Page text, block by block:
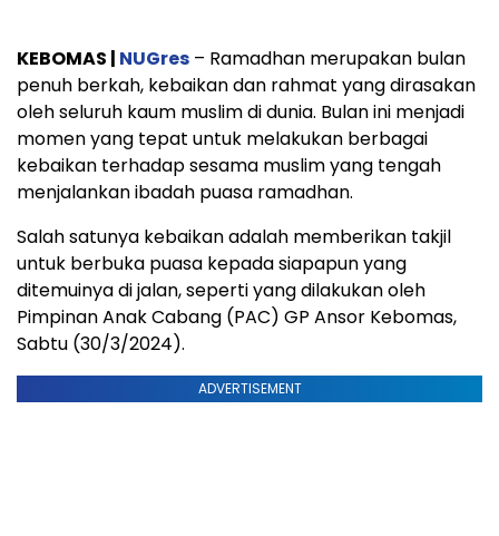
KEBOMAS | NUGres – Ramadhan merupakan bulan
penuh berkah, kebaikan dan rahmat yang dirasakan
oleh seluruh kaum muslim di dunia. Bulan ini menjadi
momen yang tepat untuk melakukan berbagai
kebaikan terhadap sesama muslim yang tengah
menjalankan ibadah puasa ramadhan.
Salah satunya kebaikan adalah memberikan takjil
untuk berbuka puasa kepada siapapun yang
ditemuinya di jalan, seperti yang dilakukan oleh
Pimpinan Anak Cabang (PAC) GP Ansor Kebomas,
Sabtu (30/3/2024).
ADVERTISEMENT